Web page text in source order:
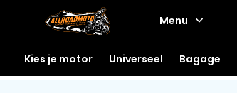
Menu
Kies je motor Universeel Bagage